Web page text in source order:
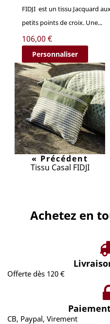
FIDJI est un tissu Jacquard
petits points de croix. Une...
Prix
106,00 €
Personnaliser
« Précédent
Tissu Casal FIDJI
Achetez en
Offerte dès 120 €
CB, Paypal, Virement